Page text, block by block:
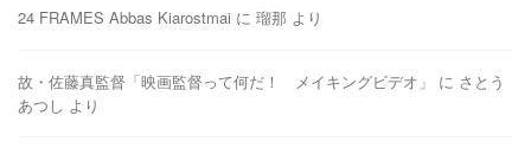
24 FRAMES Abbas Kiarostmai に 瑠那 より
故・佐藤真監督「映画監督って何だ！ メイキングビデオ」 に さとう
あつし より